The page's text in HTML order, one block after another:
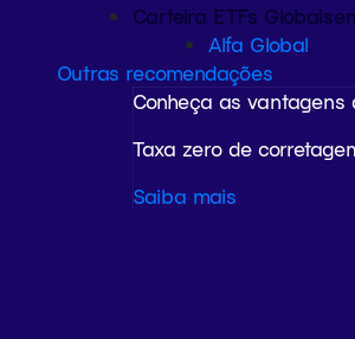
Carteira ETFs Globais
Alfa Global
Outras recomendações
Conheça as vantagens
Taxa zero de
Saiba mais